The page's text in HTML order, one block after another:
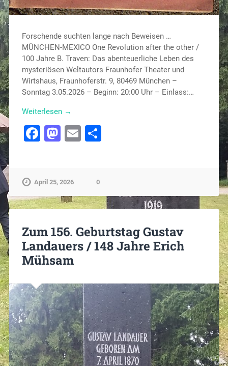
Forschende suchten lange nach Beweisen …
MÜNCHEN-MEXICO One Revolution after the other /
100 Jahre B. Traven: Das abenteuerliche Leben des
mysteriösen Weltautors Fraunhofer Theater und
Wirtshaus, Fraunhoferstr. 9, 80469 München –
Sonntag 3.05.2026 – Beginn: 20:00 Uhr – Einlass:…
Weiterlesen →
Facebook
Mastodon
EmailTeilen
April 25, 2026 0
Zum 156. Geburtstag Gustav
Landauers / 148 Jahre Erich
Mühsam